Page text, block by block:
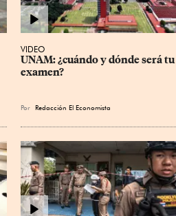
VIDEO
UNAM: ¿cuándo y dónde será tu
examen?
Por Redacción El Economista